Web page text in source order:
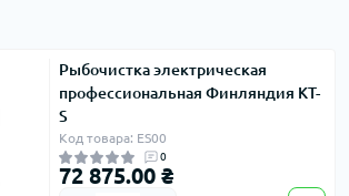
Рыбочистка электрическая
профессиональная Финляндия KT-
S
Код товара: ES00
0
72 875.00 ₴